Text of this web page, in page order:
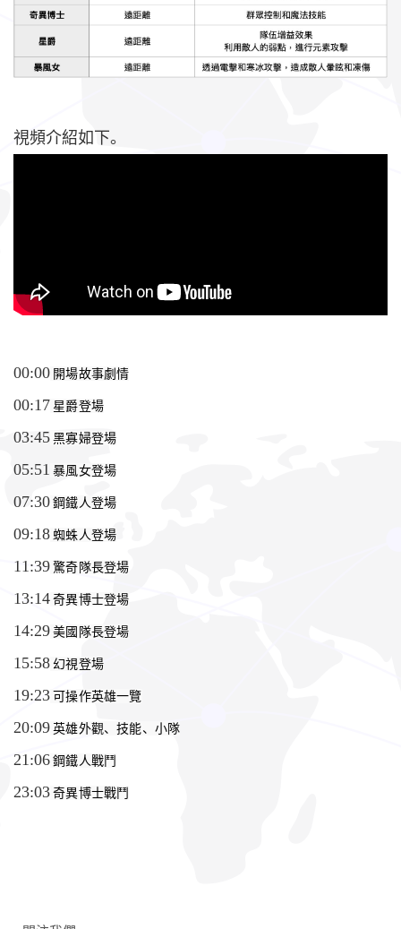
視頻介紹如下。
00:00 開場故事劇情
00:17 星爵登場
03:45 黑寡婦登場
05:51 暴風女登場
07:30 鋼鐵人登場
09:18 蜘蛛人登場
11:39 驚奇隊長登場
13:14 奇異博士登場
14:29 美國隊長登場
15:58 幻視登場
19:23 可操作英雄一覽
20:09 英雄外觀、技能、小隊
21:06 鋼鐵人戰鬥
23:03 奇異博士戰鬥